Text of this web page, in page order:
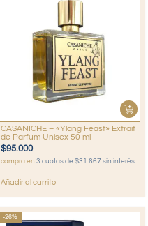
CASANICHE – «Ylang Feast» Extrait
de Parfum Unisex 50 ml
$95.000
compra en 3 cuotas de $31.667 sin interés
Añadir al carrito
-26%